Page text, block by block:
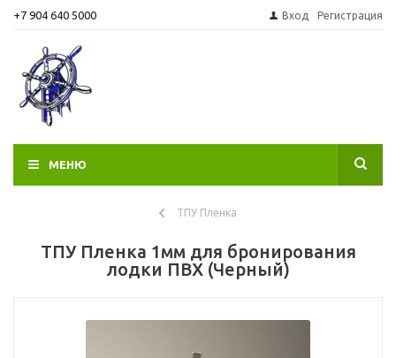
+7 904 640 5000 Вход Регистрация
МЕНЮ
ТПУ Пленка
ТПУ Пленка 1мм для бронирования
лодки ПВХ (Черный)